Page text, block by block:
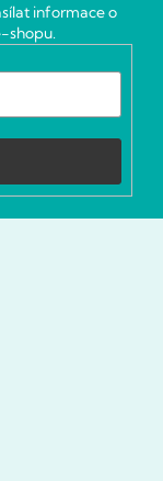
informace o
shopu.